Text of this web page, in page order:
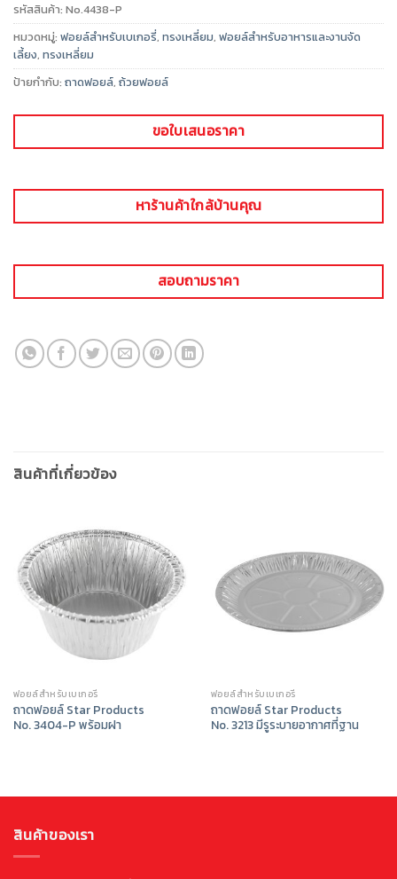
รหัสสินค้า: No.4438-P
หมวดหมู่: ฟอยล์สำหรับเบเกอรี่, ทรงเหลี่ยม, ฟอยล์สำหรับอาหารและงานจัด
เลี้ยง, ทรงเหลี่ยม
ป้ายกำกับ: ถาดฟอยล์, ถ้วยฟอยล์
ขอใบเสนอราคา
หาร้านค้าใกล้บ้านคุณ
สอบถามราคา
สินค้าที่เกี่ยวข้อง
ฟอยล์สำหรับเบเกอรี่
ถาดฟอยล์ Star Products
No. 3404-P พร้อมฝา
ฟอยล์สำหรับเบเกอรี่
ถาดฟอยล์ Star Products
No. 3213 มีรูระบายอากาศที่ฐาน
สินค้าของเรา